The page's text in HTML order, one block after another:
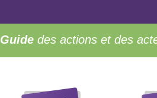
Guide des actions et des